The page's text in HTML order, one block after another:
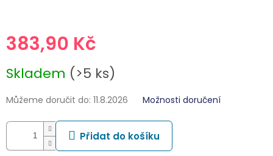
383,90 Kč
cena:
Skladem (>5 ks)
Můžeme doručit do: 11.8.2026 Možnosti doručení
Přidat do košíku